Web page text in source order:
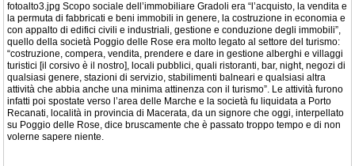
fotoalto3.jpg Scopo sociale dell’immobiliare Gradoli era “l’acquisto, la vendita e
la permuta di fabbricati e beni immobili in genere, la costruzione in economia e
con appalto di edifici civili e industriali, gestione e conduzione degli immobili”,
quello della società Poggio delle Rose era molto legato al settore del turismo:
“costruzione, compera, vendita, prendere e dare in gestione alberghi e villaggi
turistici [il corsivo è il nostro], locali pubblici, quali ristoranti, bar, night, negozi di
qualsiasi genere, stazioni di servizio, stabilimenti balneari e qualsiasi altra
attività che abbia anche una minima attinenza con il turismo”. Le attività furono
infatti poi spostate verso l’area delle Marche e la società fu liquidata a Porto
Recanati, località in provincia di Macerata, da un signore che oggi, interpellato
su Poggio delle Rose, dice bruscamente che è passato troppo tempo e di non
volerne sapere niente.